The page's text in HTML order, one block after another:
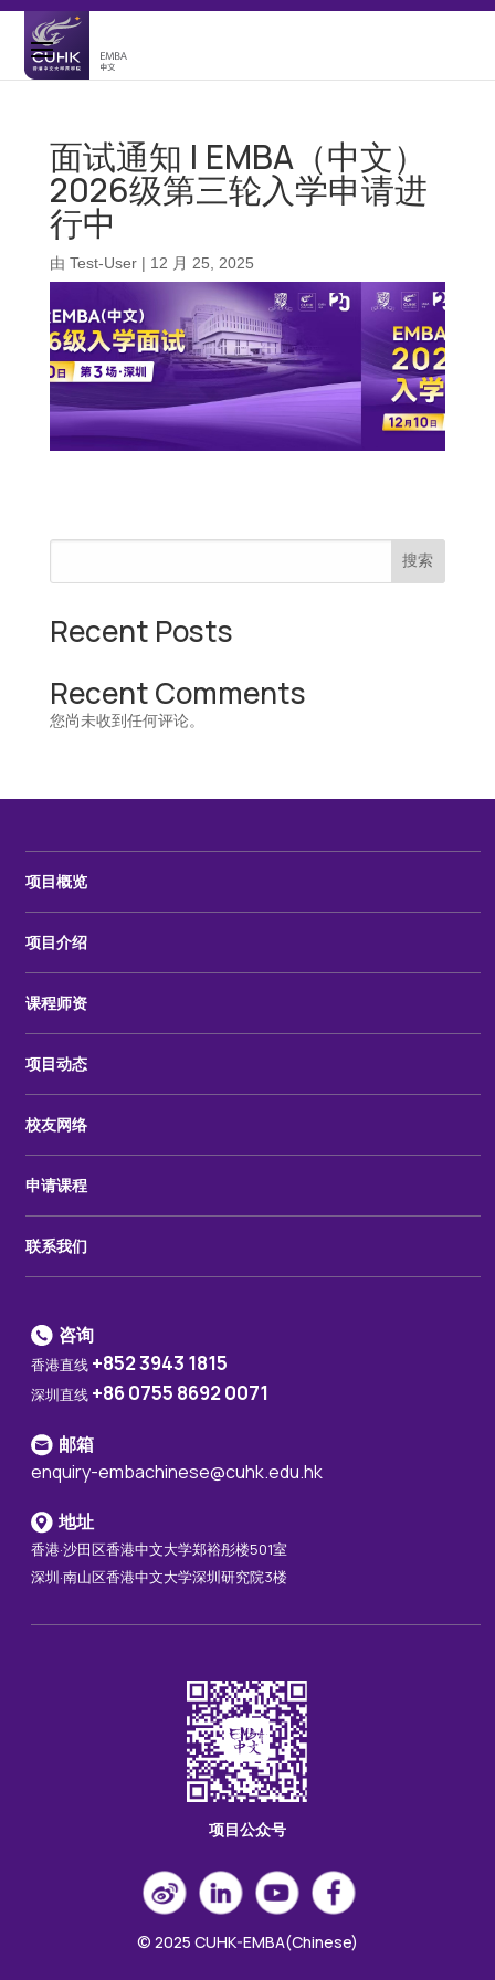
面试通知 | EMBA（中文）
2026级第三轮入学申请进
行中
由 Test-User| 12 月 25, 2025
搜索
Recent Posts
Recent Comments
您尚未收到任何评论。
项目概览
项目介绍
课程师资
项目动态
校友网络
申请课程
联系我们
咨询
香港直线 +852 3943 1815
深圳直线 +86 0755 8692 0071
邮箱
enquiry-embachinese@cuhk.edu.hk
地址
香港·沙田区香港中文大学郑裕彤楼501室
深圳·南山区香港中文大学深圳研究院3楼
项目公众号
© 2025 CUHK-EMBA(Chinese)